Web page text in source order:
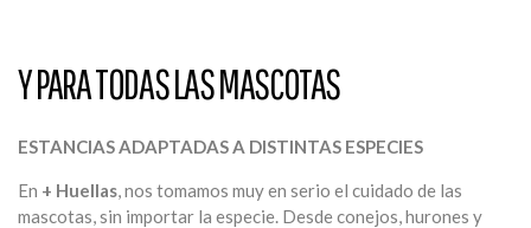
Y PARA TODAS LAS MASCOTAS
ESTANCIAS ADAPTADAS A DISTINTAS ESPECIES
En + Huellas, nos tomamos muy en serio el cuidado de las
mascotas, sin importar la especie. Desde conejos, hurones y